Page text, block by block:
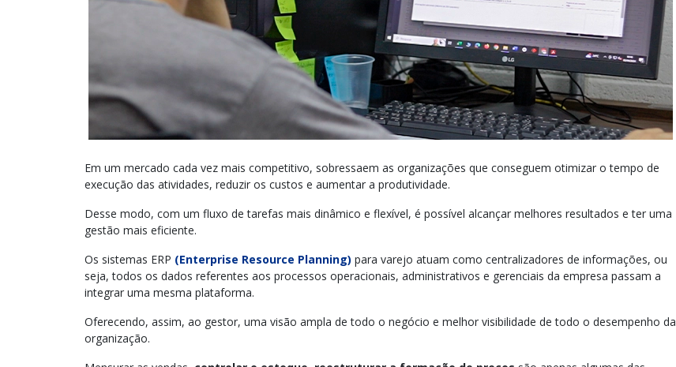
Em um mercado cada vez mais competitivo, sobressaem as organizações que conseguem otimizar o tempo de
execução das atividades, reduzir os custos e aumentar a produtividade.
Desse modo, com um fluxo de tarefas mais dinâmico e flexível, é possível alcançar melhores resultados e ter uma
gestão mais eficiente.
Os sistemas ERP (Enterprise Resource Planning) para varejo atuam como centralizadores de informações, ou
seja, todos os dados referentes aos processos operacionais, administrativos e gerenciais da empresa passam a
integrar uma mesma plataforma.
Oferecendo, assim, ao gestor, uma visão ampla de todo o negócio e melhor visibilidade de todo o desempenho da
organização.